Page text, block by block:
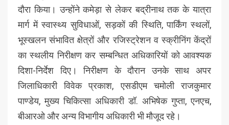
दौरा किया। उन्होंने कमेड़ा से लेकर बद्रीनाथ तक के यात्रा
मार्ग में स्वास्थ्य सुविधाओं, सड़कों की स्थिति, पार्किंग स्थलों,
भूस्खलन संभावित क्षेत्रों और रजिस्ट्रेशन व स्क्रीनिंग केंद्रों
का स्थलीय निरीक्षण कर सम्बन्धित अधिकारियों को आवश्यक
दिशा-निर्देश दिए। निरीक्षण के दौरान उनके साथ अपर
जिलाधिकारी विवेक प्रकाश, एसडीएम चमोली राजकुमार
पाण्डेय, मुख्य चिकित्सा अधिकारी डॉ. अभिषेक गुप्ता, एनएच,
बीआरओ और अन्य विभागीय अधिकारी भी मौजूद रहे।